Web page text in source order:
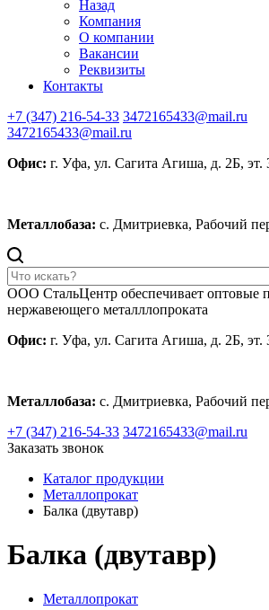
Назад
Компания
О компании
Вакансии
Реквизиты
Контакты
+7 (347) 216-54-33 3472165433@mail.ru
3472165433@mail.ru
Офис: г. Уфа, ул. Сагита Агиша, д. 2Б,
Металлобаза: с. Дмитриевка, Рабочий
ООО СтальЦентр обеспечивает оптовые
нержавеющего металллопроката
Офис: г. Уфа, ул. Сагита Агиша, д. 2Б,
Металлобаза: с. Дмитриевка, Рабочий
+7 (347) 216-54-33 3472165433@mail.ru
Заказать звонок
Каталог продукции
Металлопрокат
Балка (двутавр)
Балка (двутавр)
Металлопрокат